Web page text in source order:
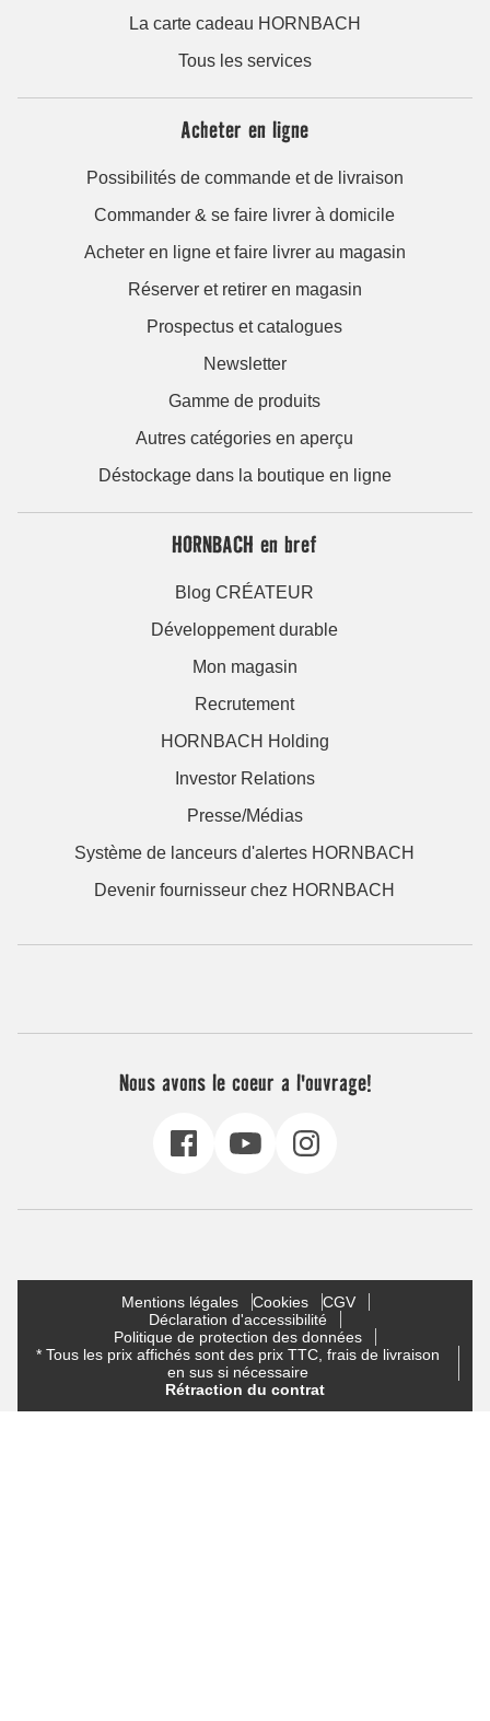
La carte cadeau HORNBACH
Tous les services
Acheter en ligne
Possibilités de commande et de livraison
Commander & se faire livrer à domicile
Acheter en ligne et faire livrer au magasin
Réserver et retirer en magasin
Prospectus et catalogues
Newsletter
Gamme de produits
Autres catégories en aperçu
Déstockage dans la boutique en ligne
HORNBACH en bref
Blog CRÉATEUR
Développement durable
Mon magasin
Recrutement
HORNBACH Holding
Investor Relations
Presse/Médias
Système de lanceurs d'alertes HORNBACH
Devenir fournisseur chez HORNBACH
Nous avons le coeur a l'ouvrage!
Mentions légales Cookies
CGV
Déclaration d'accessibilité
Politique de protection des données
* Tous les prix affichés sont des prix TTC, frais de livraison
en sus si nécessaire
Rétraction du contrat